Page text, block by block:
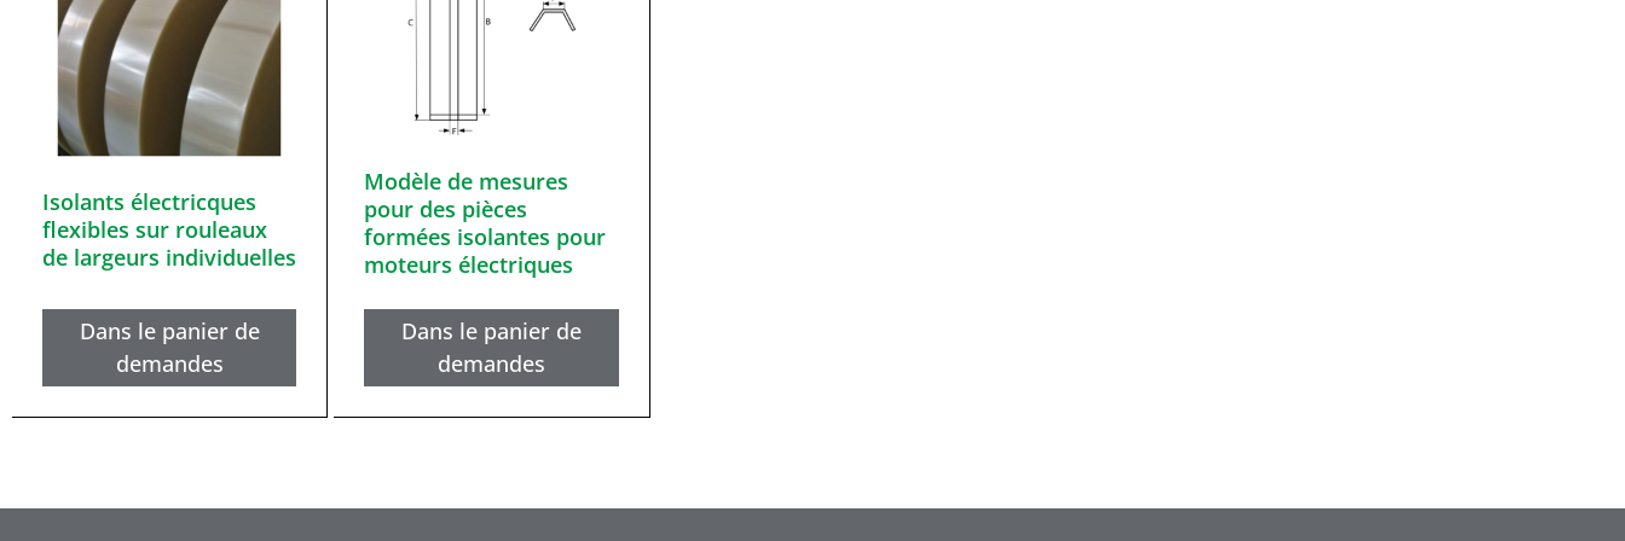
Isolants électricques
flexibles sur rouleaux
de largeurs individuelles
Dans le panier de
demandes
Modèle de mesures
pour des pièces
formées isolantes pour
moteurs électriques
Dans le panier de
demandes